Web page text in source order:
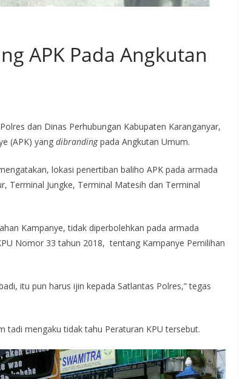
APK Pada Angkutan
dan Dinas Perhubungan Kabupaten Karanganyar,
(APK) yang dibrandingpada Angkutan Umum.
lokasi penertiban baliho APK pada armada
Terminal Jungke, Terminal Matesih dan Terminal
Kampanye, tidak diperbolehkan pada armada
Nomor 33 tahun 2018, tentang Kampanye Pemilihan
itu pun harus ijin kepada Satlantas Polres,” tegas
tadi mengaku tidak tahu Peraturan KPU tersebut.